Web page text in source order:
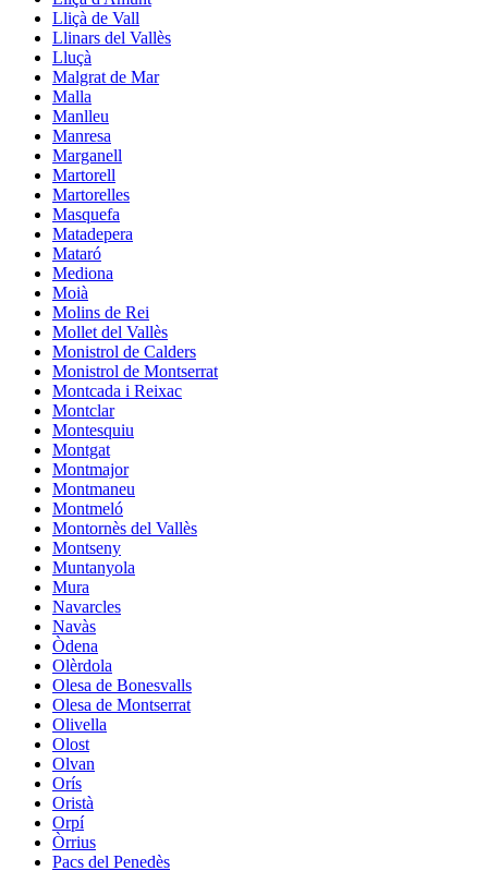
Lliçà de Vall
Llinars del Vallès
Lluçà
Malgrat de Mar
Malla
Manlleu
Manresa
Marganell
Martorell
Martorelles
Masquefa
Matadepera
Mataró
Mediona
Moià
Molins de Rei
Mollet del Vallès
Monistrol de Calders
Monistrol de Montserrat
Montcada i Reixac
Montclar
Montesquiu
Montgat
Montmajor
Montmaneu
Montmeló
Montornès del Vallès
Montseny
Muntanyola
Mura
Navarcles
Navàs
Òdena
Olèrdola
Olesa de Bonesvalls
Olesa de Montserrat
Olivella
Olost
Olvan
Orís
Oristà
Orpí
Òrrius
Pacs del Penedès